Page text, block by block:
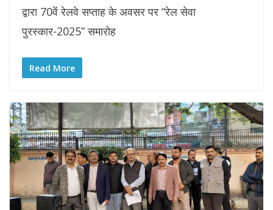
द्वारा 70वें रेलवे सप्ताह के अवसर पर “रेल सेवा
पुरस्कार-2025” समारोह
Read More